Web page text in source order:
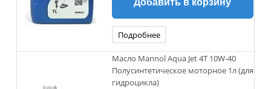
Добавить в корзину
Подробнее
Масло Mannol Aqua Jet 4Т 10W-40
Полусинтетическое моторное 1л (для
гидроцикла)